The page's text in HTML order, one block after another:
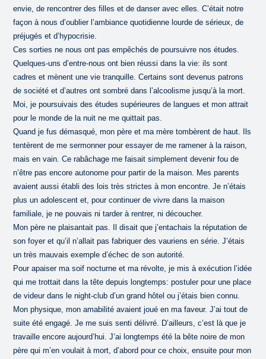
envie, de rencontrer des filles et de danser avec elles. C’était notre
façon à nous d’oublier l’ambiance quotidienne lourde de sérieux, de
préjugés et d’hypocrisie.
Ces sorties ne nous ont pas empêchés de poursuivre nos études.
Quelques-uns d’entre-nous ont bien réussi dans la vie: ils sont
cadres et mènent une vie tranquille. Certains sont devenus patrons
de société et d’autres ont sombré dans l’alcoolisme jusqu’à la mort.
Moi, je poursuivais des études supérieures de langues et mon attrait
pour le monde de la nuit ne me quittait pas.
Quand je fus démasqué, mon père et ma mère tombèrent de haut. Ils
tentèrent de me sermonner pour essayer de me ramener à la raison,
mais en vain. Ce rabâchage me faisait simplement devenir fou de
n’être pas encore autonome pour partir de la maison. Mes parents
avaient aussi établi des lois très strictes à mon encontre. Je n’étais
plus un adolescent et, pour continuer de vivre dans la maison
familiale, je ne pouvais ni tarder à rentrer, ni découcher.
Mon père ne plaisantait pas. Il disait que j’entachais la réputation de
son foyer et qu’il n’allait pas fabriquer des vauriens en série. J’étais
un très mauvais exemple d’échec de son autorité.
Pour apaiser ma soif nocturne et ma révolte, je mis à exécution l’idée
qui me trottait dans la tête depuis longtemps: postuler pour une place
de videur dans le night-club d’un grand hôtel ou j’étais bien connu.
Mon physique, mon amabilité avaient joué en ma faveur. J’ai tout de
suite été engagé. Je me suis senti délivré. D’ailleurs, c’est là que je
travaille encore aujourd’hui. J’ai longtemps été la bête noire de mon
père qui m’en voulait à mort, d’abord pour ce choix, ensuite pour mon